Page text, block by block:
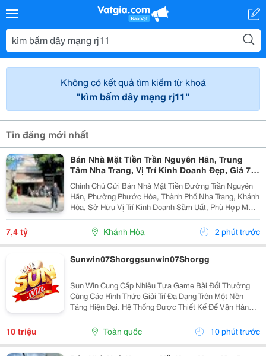
Không có kết quả tìm kiếm từ khoá
"kìm bấm dây mạng rj11"
Tin đăng mới nhất
Bán Nhà Mặt Tiền Trần Nguyên Hãn, Trung
Tâm Nha Trang, Vị Trí Kinh Doanh Đẹp, Giá 7,4
Tỷ
Chính Chủ Gửi Bán Nhà Mặt Tiền Đường Trần Nguyên
Hãn, Phường Phước Hòa, Thành Phố Nha Trang, Khánh
Hòa, Sở Hữu Vị Trí Kinh Doanh Sầm Uất, Phù Hợp Mở
Cửa Hàng, Văn Phòng, Showroom Hoặc Đầu Tư Cho
Thuê Lâu Dài. Thông Tin Chi Tiết. - Địa Chỉ: Số...
7,4 tỷ Khánh Hòa 2 phút trước
Sunwin07Shorggsunwin07Shorgg
Sun Win Cung Cấp Nhiều Tựa Game Bài Đổi Thưởng
Cùng Các Hình Thức Giải Trí Đa Dạng Trên Một Nền
Tảng Hiện Đại. Hệ Thống Được Thiết Kế Để Vận Hành
Ổn Định, Truy Cập Nhanh Và Tương Thích Với Nhiều
Thiết Bị. Bên Cạnh Đó, Các Tính Năng Bảo Mật Cũng
Được...
10 triệu Toàn quốc 10 phút trước